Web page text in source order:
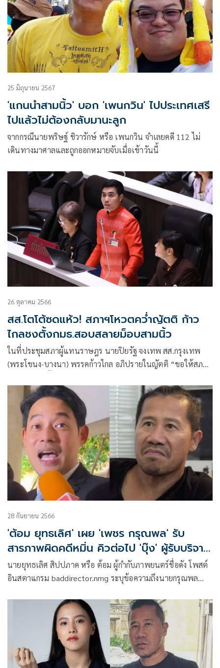
25 มิถุนายน 2567
'แกนนำสามนิ้ว' บอก 'เพนกวิน' ไปประเทศเสรี
ไปแล้วไม่ต้องกลับมานะลูก
จากกรณีนายพริษฐ์ ชิวารักษ์ หรือ เพนกวิน จำเลยคดี 112 ไม่
เดินทางมาศาลและถูกออกหมายจับเมื่อเช้าวันนี้
26 ตุลาคม 2566
สส.โตโต้ซดแห้ว! สภาฯโหวตคว่ำญัตติ ก้าว
ไกลชงตั้งกมธ.สอบสลายม็อบสามนิ้ว
ในที่ประชุมสภาผู้แทนราษฎร นายปิยรัฐ จงเทพ สส.กรุงเทพ
(พระโขนง-บางนา) พรรคก้าวไกล อภิปรายในญัตติ “ขอให้สภาผู้
ควบคุมฝูงชน และแสวงหาข้อเท็จจริงการสลายการชุมนุม
28 กันยายน 2566
'ต้อม ยุทธเลิศ' เผย 'เพชร กรุณพล' รับ
สารภาพผิดคดีหมิ่น คิวต่อไป 'บุ๊ง' ผู้รับบริจาค
เงินม็อบ
นายยุทธเลิศ สิปปภาค หรือ ต้อม ผู้กำกับภาพยนตร์ชื่อดัง โพสต์
อินสตาแกรม baddirector.nmg ระบุข้อความถึงนายกรุณพล
คดีหมิ่นประมาทว่า